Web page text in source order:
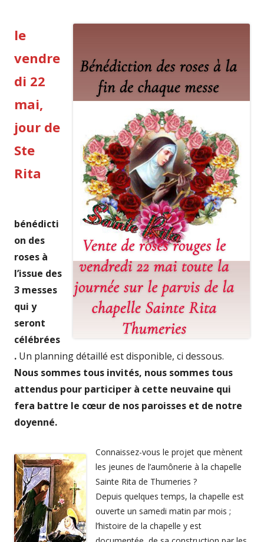
le
vendre
di 22
mai,
jour de
Ste
Rita
bénédicti
on des
roses à
l’issue des
3 messes
qui y
seront
célébrées
. Un planning détaillé est disponible, ci dessous.
Nous sommes tous invités, nous sommes tous
attendus pour participer à cette neuvaine qui
fera battre le cœur de nos paroisses et de notre
doyenné.
Connaissez-vous le projet que mènent
les jeunes de l’aumônerie à la chapelle
Sainte Rita de Thumeries ?
Depuis quelques temps, la chapelle est
ouverte un samedi matin par mois ;
l’histoire de la chapelle y est